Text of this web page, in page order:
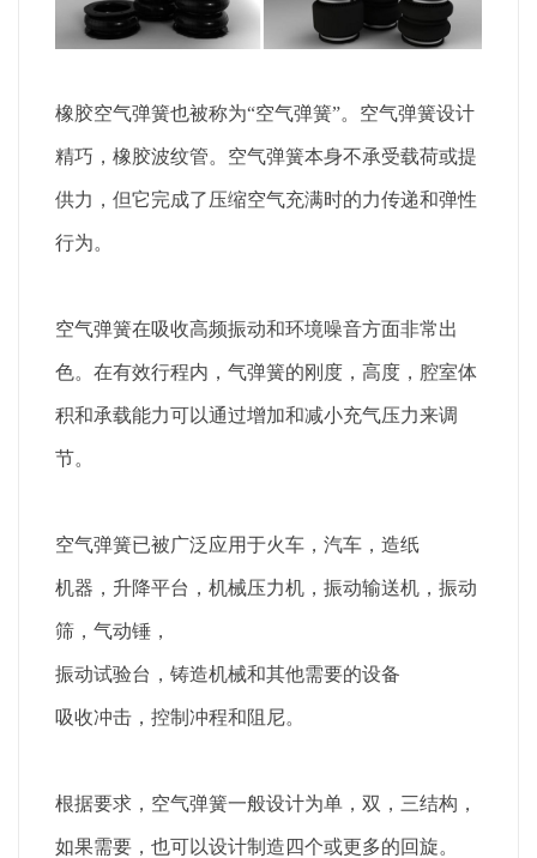
橡胶空气弹簧也被称为“空气弹簧”。空气弹簧设计
精巧，橡胶波纹管。空气弹簧本身不承受载荷或提
供力，但它完成了压缩空气充满时的力传递和弹性
行为。
空气弹簧在吸收高频振动和环境噪音方面非常出
色。在有效行程内，气弹簧的刚度，高度，腔室体
积和承载能力可以通过增加和减小充气压力来调
节。
空气弹簧已被广泛应用于火车，汽车，造纸
机器，升降平台，机械压力机，振动输送机，振动
筛，气动锤，
振动试验台，铸造机械和其他需要的设备
吸收冲击，控制冲程和阻尼。
根据要求，空气弹簧一般设计为单，双，三结构，
如果需要，也可以设计制造四个或更多的回旋。